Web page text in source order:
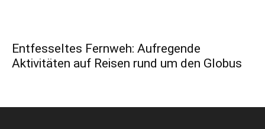
Entfesseltes Fernweh: Aufregende
Aktivitäten auf Reisen rund um den Globus